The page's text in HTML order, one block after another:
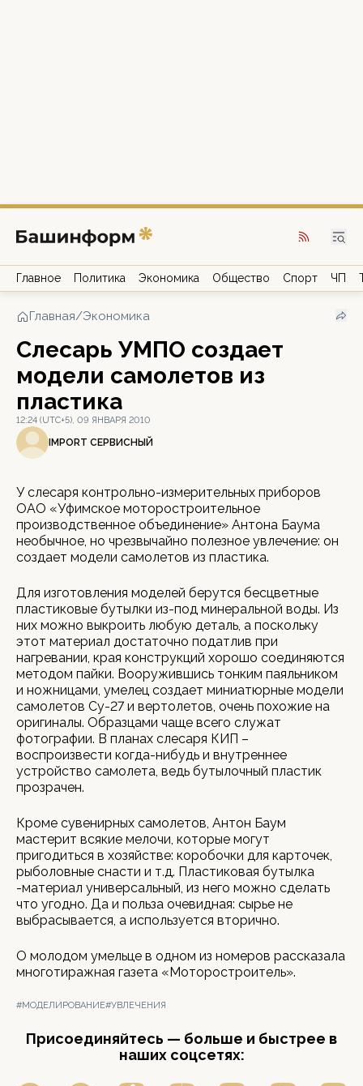
Главное Политика Экономика Общество Спорт ЧП
Главная/Экономика
Слесарь УМПО создает
модели самолетов из
пластика
12:24 (UTC+5), 09 ЯНВАРЯ 2010
IMPORT СЕРВИСНЫЙ
У слесаря контрольно-измерительных приборов
ОАО «Уфимское моторостроительное
производственное объединение» Антона Баума
необычное, но чрезвычайно полезное увлечение: он
создает модели самолетов из пластика.
Для изготовления моделей берутся бесцветные
пластиковые бутылки из-под минеральной воды. Из
них можно выкроить любую деталь, а поскольку
этот материал достаточно податлив при
нагревании, края конструкций хорошо соединяются
методом пайки. Вооружившись тонким паяльником
и ножницами, умелец создает миниатюрные модели
самолетов Су-27 и вертолетов, очень похожие на
оригиналы. Образцами чаще всего служат
фотографии. В планах слесаря КИП –
воспроизвести когда-нибудь и внутреннее
устройство самолета, ведь бутылочный пластик
прозрачен.
Кроме сувенирных самолетов, Антон Баум
мастерит всякие мелочи, которые могут
пригодиться в хозяйстве: коробочки для карточек,
рыболовные снасти и т.д. Пластиковая бутылка
-материал универсальный, из него можно сделать
что угодно. Да и польза очевидная: сырье не
выбрасывается, а используется вторично.
О молодом умельце в одном из номеров рассказала
многотиражная газета «Моторостроитель».
#МОДЕЛИРОВАНИЕ#УВЛЕЧЕНИЯ
Присоединяйтесь — больше и быстрее в
наших соцсетях: